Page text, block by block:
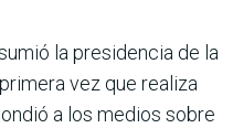
la presidencia de la
vez que realiza
a los medios sobre